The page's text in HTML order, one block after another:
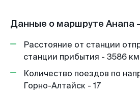
Данные о маршруте Анапа
Расстояние от станции
станции прибытия - 3586
Количество поездов по
Горно-Алтайск - 17